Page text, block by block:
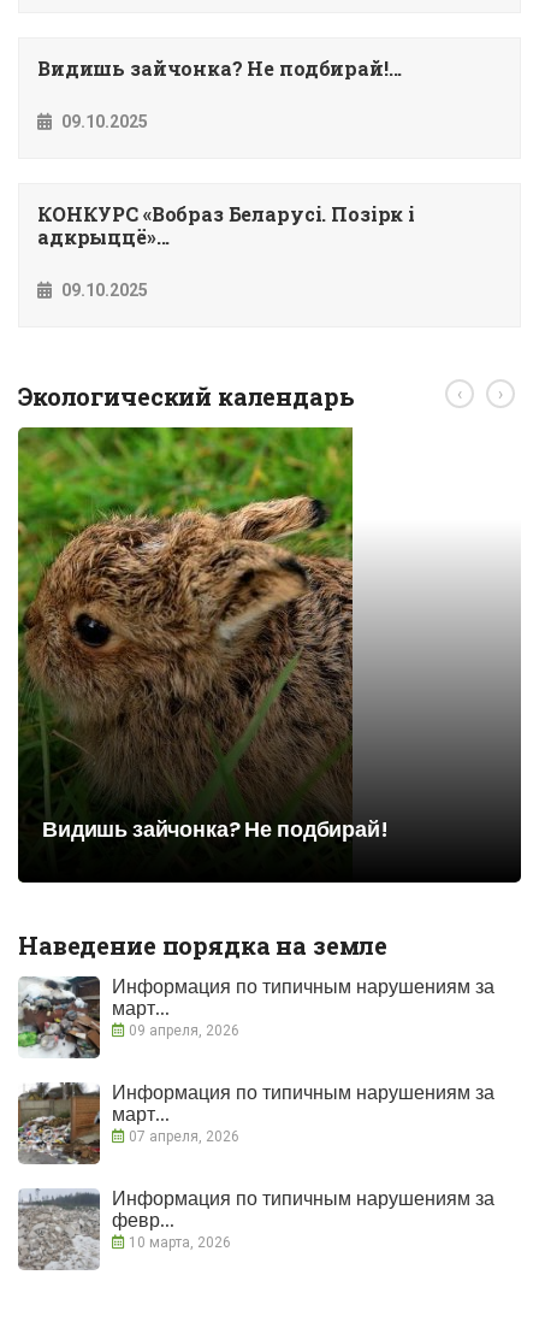
Видишь зайчонка? Не подбирай!...
09.10.2025
КОНКУРС «Вобраз Беларусi. Позiрк i
адкрыццё»...
09.10.2025
Экологический календарь
Видишь зайчонка? Не подбирай!
‹ ›
Наведение порядка на земле
Информация по типичным нарушениям за
март...
09 апреля, 2026
Информация по типичным нарушениям за
март...
07 апреля, 2026
Информация по типичным нарушениям за
февр...
10 марта, 2026